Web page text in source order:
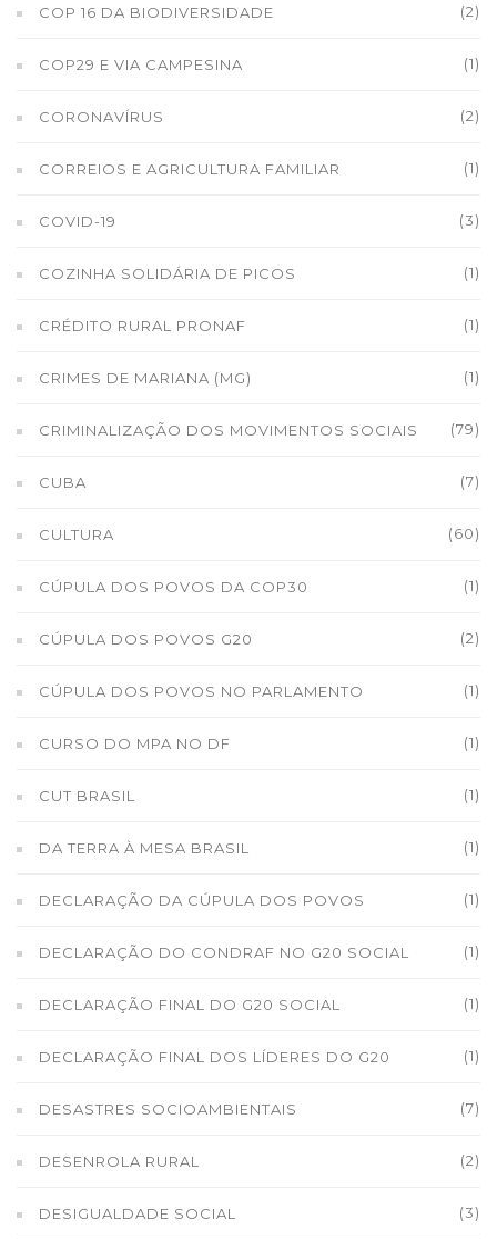
COP 16 DA BIODIVERSIDADE (2)
COP29 E VIA CAMPESINA (1)
CORONAVÍRUS (2)
CORREIOS E AGRICULTURA FAMILIAR (1)
COVID-19 (3)
COZINHA SOLIDÁRIA DE PICOS (1)
CRÉDITO RURAL PRONAF (1)
CRIMES DE MARIANA (MG) (1)
CRIMINALIZAÇÃO DOS MOVIMENTOS SOCIAIS (79)
CUBA (7)
CULTURA (60)
CÚPULA DOS POVOS DA COP30 (1)
CÚPULA DOS POVOS G20 (2)
CÚPULA DOS POVOS NO PARLAMENTO (1)
CURSO DO MPA NO DF (1)
CUT BRASIL (1)
DA TERRA À MESA BRASIL (1)
DECLARAÇÃO DA CÚPULA DOS POVOS (1)
DECLARAÇÃO DO CONDRAF NO G20 SOCIAL (1)
DECLARAÇÃO FINAL DO G20 SOCIAL (1)
DECLARAÇÃO FINAL DOS LÍDERES DO G20 (1)
DESASTRES SOCIOAMBIENTAIS (7)
DESENROLA RURAL (2)
DESIGUALDADE SOCIAL (3)